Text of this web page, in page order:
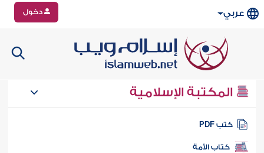
عربي دخول
المكتبة الإسلامية
كتب PDF